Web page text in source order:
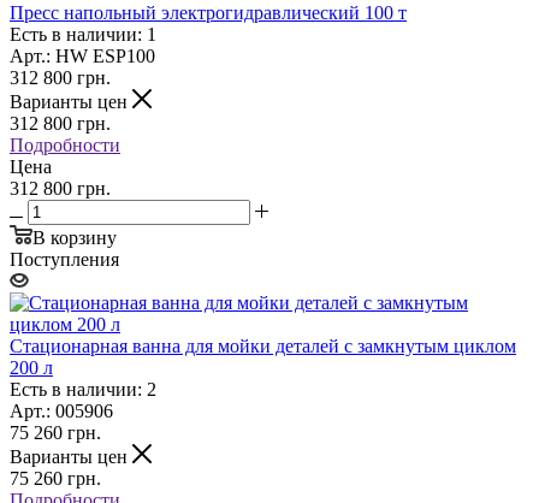
Пресс напольный электрогидравлический 100 т
Есть в наличии: 1
Арт.: HW ESP100
312 800 грн.
Варианты цен
312 800 грн.
Подробности
Цена
312 800 грн.
В корзину
Поступления
Стационарная ванна для мойки деталей с замкнутым циклом
200 л
Есть в наличии: 2
Арт.: 005906
75 260 грн.
Варианты цен
75 260 грн.